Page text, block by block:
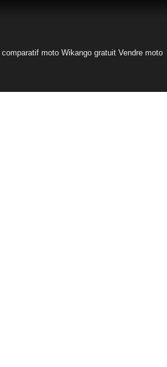
comparatif moto Wikango gratuit Vendre moto